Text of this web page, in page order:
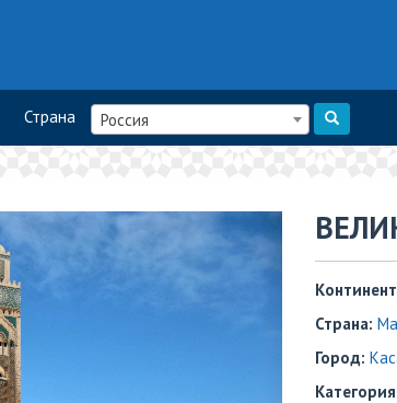
Страна Россия
Страна:
Город: